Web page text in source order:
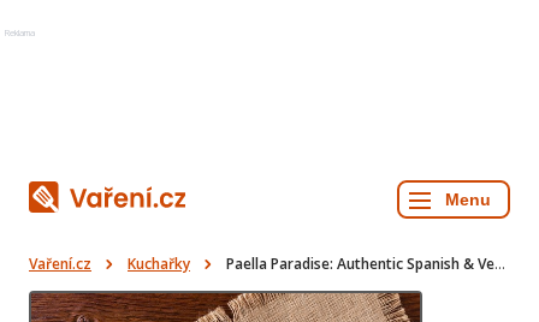
Reklama
Vaření.cz Kuchařky Paella Paradise: Authentic Spanish & Veggie Recipes